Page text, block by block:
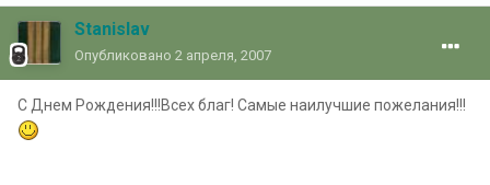
Stanislav
Опубликовано 2 апреля, 2007
С Днем Рождения!!!Всех благ! Самые наилучшие пожелания!!!